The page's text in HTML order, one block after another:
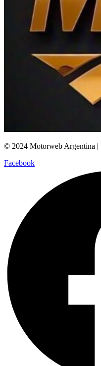
© 2024 Motorweb Argentina
Facebook